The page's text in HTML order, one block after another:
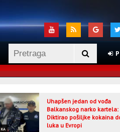
Uhapšen jedan od vođa
Balkanskog narko kartela:
Diktirao pošiljke kokaina
luka u Evropi